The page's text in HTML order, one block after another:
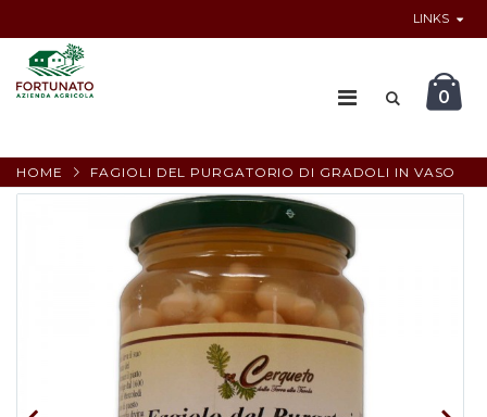
LINKS
0
HOME FAGIOLI DEL PURGATORIO DI GRADOLI IN VASO